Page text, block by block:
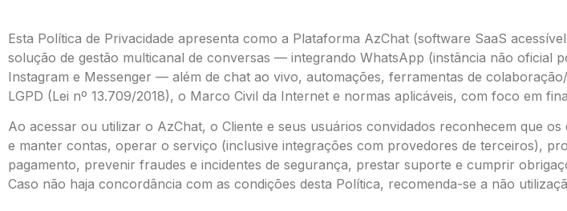
Esta Política de Privacidade apresenta como a Plataforma AzChat (software SaaS
solução de gestão multicanal de conversas — integrando WhatsApp (instância não oficial
Instagram e Messenger — além de chat ao vivo, automações, ferramentas de
LGPD (Lei nº 13.709/2018), o Marco Civil da Internet e normas aplicáveis, com foco em
Ao acessar ou utilizar o AzChat, o Cliente e seus usuários convidados reconhecem que
e manter contas, operar o serviço (inclusive integrações com provedores de terceiros),
pagamento, prevenir fraudes e incidentes de segurança, prestar suporte e cumprir
Caso não haja concordância com as condições desta Política, recomenda-se a não